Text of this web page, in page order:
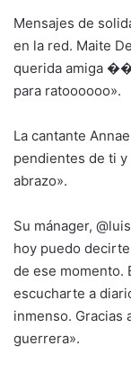
Mensajes de
en la red. Maite
querida amiga
para ratoooooo».
La cantante
pendientes de ti
abrazo».
Su mánager,
hoy puedo
de ese momento.
escucharte a
inmenso. Gracias
guerrera».